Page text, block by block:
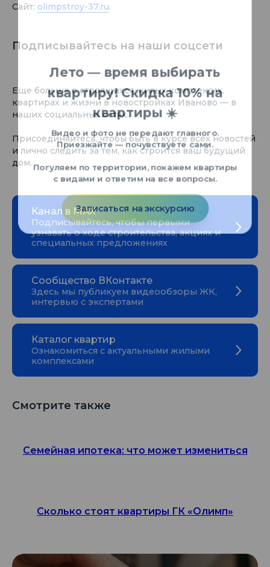
Погуляем по территории, покажем квартиры
Записаться на экскурсию
Сайт: olimpstroy-37.ru.
Подписывайтесь на наши соцсети
Еще больше о строящихся жилых комплексах,
квартирах и жизни в новостройках Иваново — в
наших социальных сетях.
Присоединяйтесь, чтобы быть в курсе всех новостей
и лично следить за тем, как строится ваш будущий
дом.
Канал в МАХ
Подписывайтесь, чтобы первыми
узнавать о ходе строительства, акциях и
специальных предложениях
Сообщество ВКонтакте
Здесь мы публикуем видеообзоры ЖК,
интервью с экспертами
Каталог квартир
Ознакомиться с актуальными жилыми
комплексами
Смотрите также
Семейная ипотека: что может измениться
Сколько стоят квартиры ГК «Олимп»